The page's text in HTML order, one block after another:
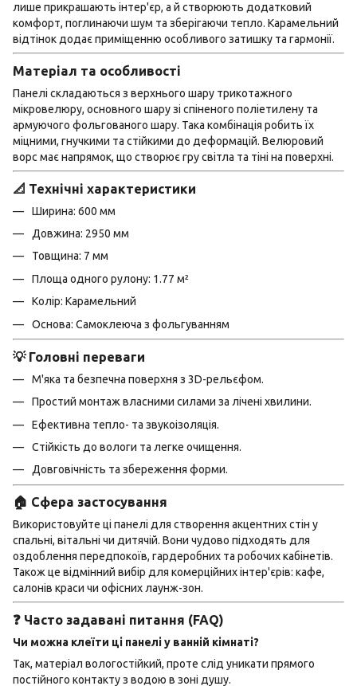
лише прикрашають інтер'єр, а й створюють додатковий
комфорт, поглинаючи шум та зберігаючи тепло. Карамельний
відтінок додає приміщенню особливого затишку та гармонії.
Матеріал та особливості
Панелі складаються з верхнього шару трикотажного
мікровелюру, основного шару зі спіненого поліетилену та
армуючого фольгованого шару. Така комбінація робить їх
міцними, гнучкими та стійкими до деформацій. Велюровий
ворс має напрямок, що створює гру світла та тіні на поверхні.
📐 Технічні характеристики
Ширина: 600 мм
Довжина: 2950 мм
Товщина: 7 мм
Площа одного рулону: 1.77 м²
Колір: Карамельний
Основа: Самоклеюча з фольгуванням
💡 Головні переваги
М'яка та безпечна поверхня з 3D-рельєфом.
Простий монтаж власними силами за лічені хвилини.
Ефективна тепло- та звукоізоляція.
Стійкість до вологи та легке очищення.
Довговічність та збереження форми.
🏠 Сфера застосування
Використовуйте ці панелі для створення акцентних стін у
спальні, вітальні чи дитячій. Вони чудово підходять для
оздоблення передпокоїв, гардеробних та робочих кабінетів.
Також це відмінний вибір для комерційних інтер'єрів: кафе,
салонів краси чи офісних лаунж-зон.
❓ Часто задавані питання (FAQ)
Чи можна клеїти ці панелі у ванній кімнаті?
Так, матеріал вологостійкий, проте слід уникати прямого
постійного контакту з водою в зоні душу.